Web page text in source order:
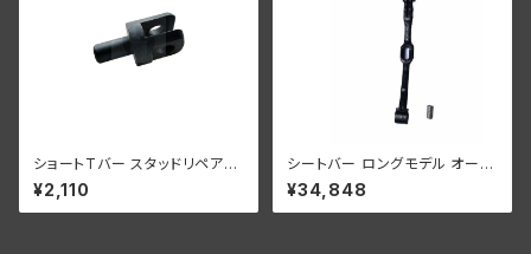
ショートTバー スタッドリペア用
ハーレー 1941-52年 WLA WL
C
¥2,110
シートバー ロングモデル オール
モデル ブラック
¥34,848